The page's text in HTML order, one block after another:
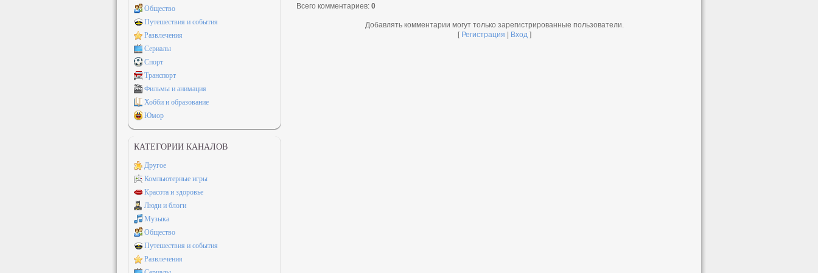
Всего комментариев: 0
Добавлять комментарии могут только зарегистрированные пользователи.
[ Регистрация Вход]
Общество
Путешествия и события
Развлечения
Сериалы
Спорт
Транспорт
Фильмы и анимация
Хобби и образование
Юмор
КАТЕГОРИИ КАНАЛОВ
Другое
Компьютерные игры
Красота и здоровье
Люди и блоги
Музыка
Общество
Путешествия и события
Развлечения